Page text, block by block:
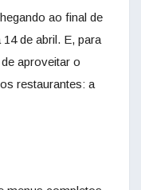
ao final de
de abril. E, para
aproveitar o
restaurantes: a